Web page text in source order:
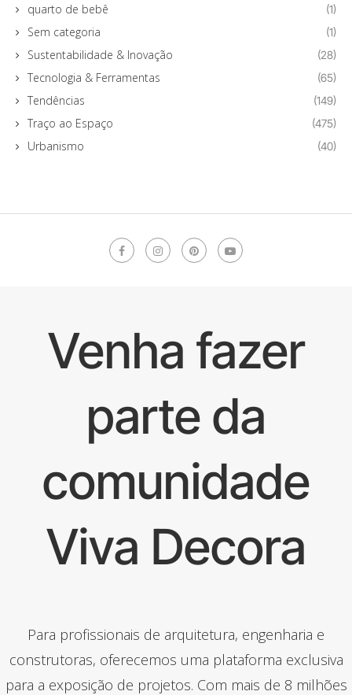
quarto de bebê (1)
Sem categoria (1)
Sustentabilidade & Inovação (28)
Tecnologia & Ferramentas (65)
Tendências (149)
Traço ao Espaço (475)
Urbanismo (40)
Venha fazer
parte da
comunidade
Viva Decora
Para profissionais de arquitetura, engenharia e
construtoras, oferecemos uma plataforma exclusiva
para a exposição de projetos. Com mais de 8 milhões